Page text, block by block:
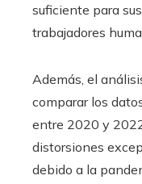
suficiente para
trabajadores
Además, el
comparar los
entre 2020 y
distorsiones
debido a la